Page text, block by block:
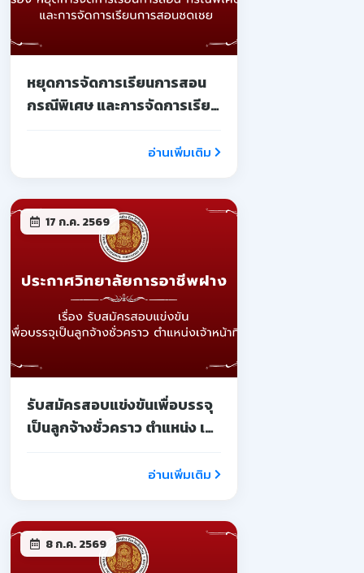
หยุดการจัดการเรียนการสอน
กรณีพิเศษ และการจัดการเรียน
อ่านเพิ่มเติม
17 ก.ค. 2569
รับสมัครสอบแข่งขันเพื่อบรรจุ
เป็นลูกจ้างชั่วคราว ตำแหน่ง เจ้า
อ่านเพิ่มเติม
8 ก.ค. 2569